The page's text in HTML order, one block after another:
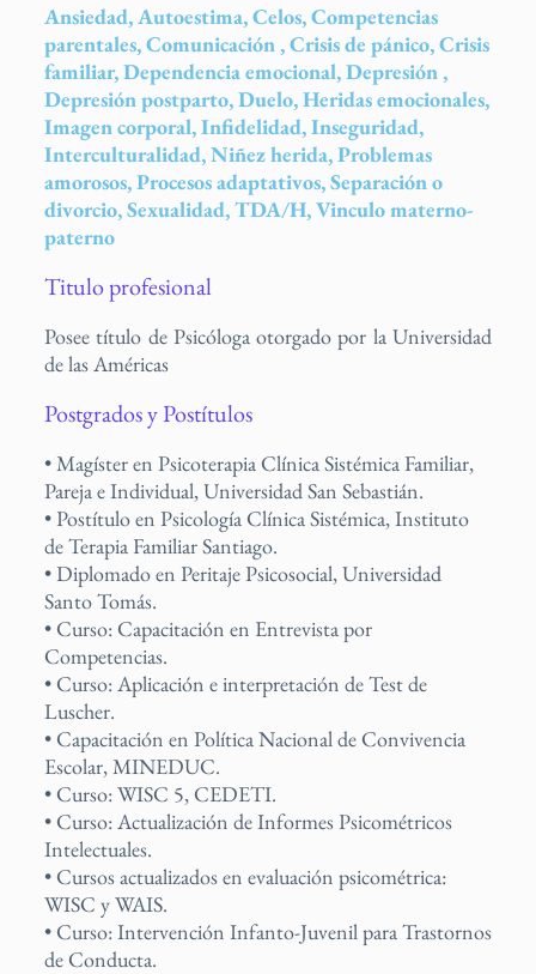
Ansiedad, Autoestima, Celos, Competencias
parentales, Comunicación , Crisis de pánico, Crisis
familiar, Dependencia emocional, Depresión ,
Depresión postparto, Duelo, Heridas emocionales,
Imagen corporal, Infidelidad, Inseguridad,
Interculturalidad, Niñez herida, Problemas
amorosos, Procesos adaptativos, Separación o
divorcio, Sexualidad, TDA/H, Vinculo materno-
paterno
Titulo profesional
Posee título de Psicóloga otorgado por la Universidad
de las Américas
Postgrados y Postítulos
• Magíster en Psicoterapia Clínica Sistémica Familiar,
Pareja e Individual, Universidad San Sebastián.
• Postítulo en Psicología Clínica Sistémica, Instituto
de Terapia Familiar Santiago.
• Diplomado en Peritaje Psicosocial, Universidad
Santo Tomás.
• Curso: Capacitación en Entrevista por
Competencias.
• Curso: Aplicación e interpretación de Test de
Luscher.
• Capacitación en Política Nacional de Convivencia
Escolar, MINEDUC.
• Curso: WISC 5, CEDETI.
• Curso: Actualización de Informes Psicométricos
Intelectuales.
• Cursos actualizados en evaluación psicométrica:
WISC y WAIS.
• Curso: Intervención Infanto-Juvenil para Trastornos
de Conducta.